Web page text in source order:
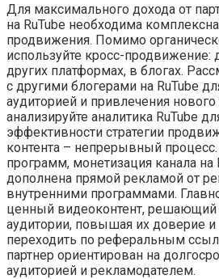
Для максимального дохода от
на RuTube необходима
продвижения. Помимо
используйте кросс-продвижение:
других платформах, в блогах.
с другими блогерами на RuTube
аудиторией и привлечения
анализируйте аналитика RuTube
эффективности стратегии
контента – непрерывный
программ, монетизация канала
дополнена прямой рекламой от
внутренними программами.
ценный видеоконтент,
аудитории, повышая их доверие и
переходить по реферальным
партнер ориентирован на
аудиторией и рекламодателем.